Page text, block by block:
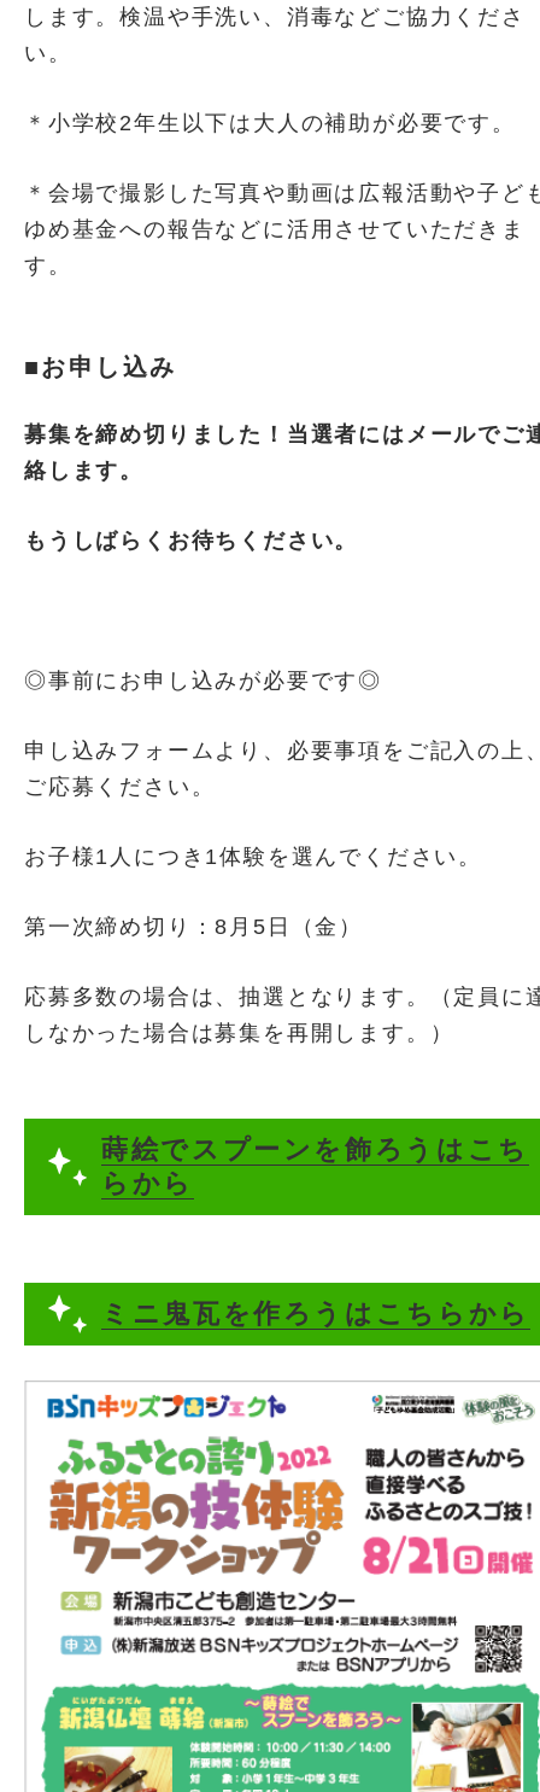
します。検温や手洗い、消毒などご協力くださ
い。
＊小学校2年生以下は大人の補助が必要です。
＊会場で撮影した写真や動画は広報活動や子ど
ゆめ基金への報告などに活用させていただきま
す。
■お申し込み
募集を締め切りました！当選者にはメールでご
絡します。
もうしばらくお待ちください。
◎事前にお申し込みが必要です◎
申し込みフォームより、必要事項をご記入の上
ご応募ください。
お子様1人につき1体験を選んでください。
第一次締め切り：8月5日（金）
応募多数の場合は、抽選となります。（定員に
しなかった場合は募集を再開します。）
蒔絵でスプーンを飾ろうはこち
らから
ミニ鬼瓦を作ろうはこちらから